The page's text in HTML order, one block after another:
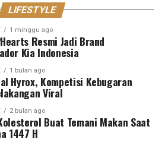
LIFESTYLE
1 minggu ago
Resmi Jadi Brand
Kia Indonesia
1 bulan ago
Hyrox, Kompetisi Kebugaran
Viral
2 bulan ago
Buat Temani Makan Saat
1447 H